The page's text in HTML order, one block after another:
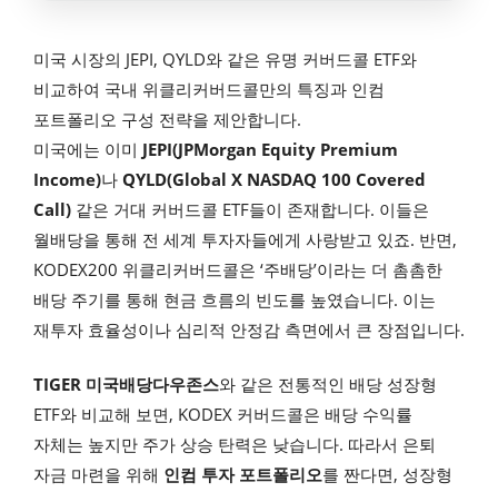
미국 시장의 JEPI, QYLD와 같은 유명 커버드콜 ETF와
비교하여 국내 위클리커버드콜만의 특징과 인컴
포트폴리오 구성 전략을 제안합니다.
미국에는 이미 JEPI(JPMorgan Equity Premium
Income)나 QYLD(Global X NASDAQ 100 Covered
Call) 같은 거대 커버드콜 ETF들이 존재합니다. 이들은
월배당을 통해 전 세계 투자자들에게 사랑받고 있죠. 반면,
KODEX200 위클리커버드콜은 ‘주배당’이라는 더 촘촘한
배당 주기를 통해 현금 흐름의 빈도를 높였습니다. 이는
재투자 효율성이나 심리적 안정감 측면에서 큰 장점입니다.
TIGER 미국배당다우존스와 같은 전통적인 배당 성장형
ETF와 비교해 보면, KODEX 커버드콜은 배당 수익률
자체는 높지만 주가 상승 탄력은 낮습니다. 따라서 은퇴
자금 마련을 위해 인컴 투자 포트폴리오를 짠다면, 성장형